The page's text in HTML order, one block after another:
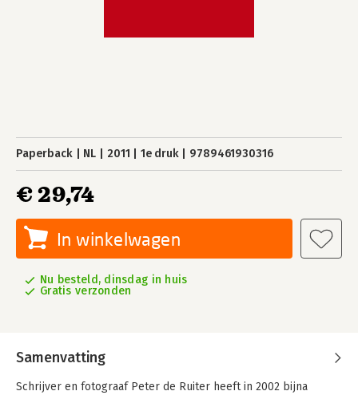
Paperback NL 2011 1e druk 9789461930316
€ 29,74
In winkelwagen
Nu besteld, dinsdag in huis
Gratis verzonden
Samenvatting
Schrijver en fotograaf Peter de Ruiter heeft in 2002 bijna